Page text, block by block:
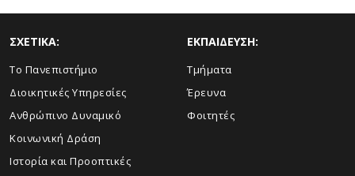
ΣΧΕΤΙΚΑ:
Το Πανεπιστήμιο
Διοικητικές Υπηρεσίες
Ανθρώπινο Δυναμικό
Κοινωνική Δράση
Ιστορία και Προοπτικές
ΕΚΠΑΙΔΕΥΣΗ:
Τμήματα
Έρευνα
Φοιτητές